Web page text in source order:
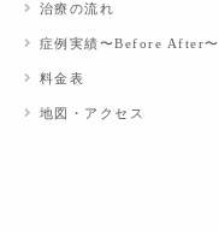
治療の流れ
症例実績〜Before After〜
料金表
地図・アクセス